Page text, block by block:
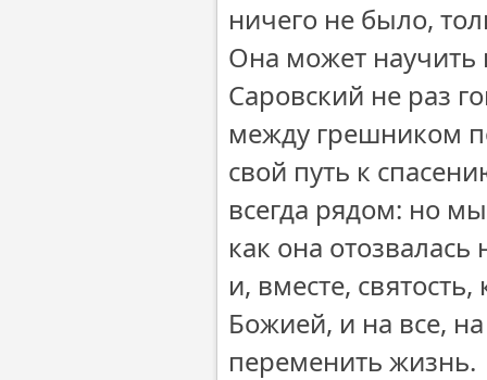
ничего не было,
Она может научить
Саровский не раз
между грешником
свой путь к
всегда рядом: но
как она
и, вместе,
Божией, и на все,
переменить жизнь.